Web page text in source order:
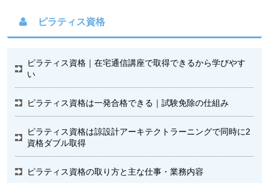
ピラティス資格
ピラティス資格｜在宅通信講座で取得できるから学びやす
い
ピラティス資格は一発合格できる｜試験免除の仕組み
ピラティス資格は諒設計アーキテクトラーニングで同時に2
資格ダブル取得
ピラティス資格の取り方と主な仕事・業務内容